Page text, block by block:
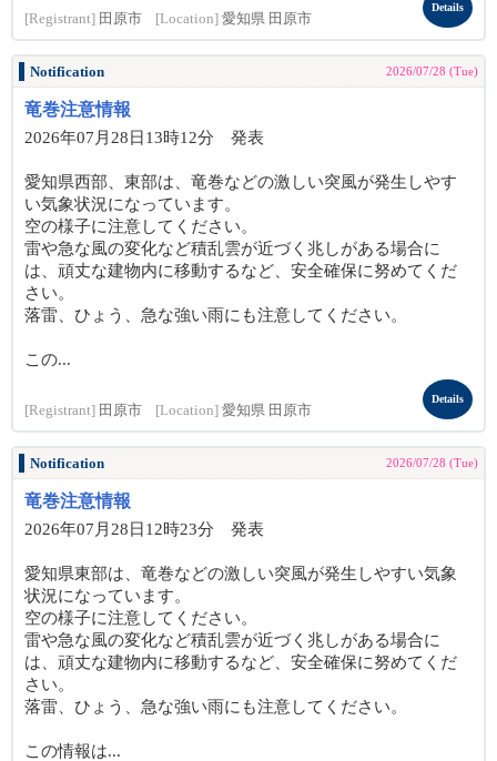
[Registrant] 田原市 [Location] 愛知県 田原市
Details
Notification 2026/07/28 (Tue)
竜巻注意情報
2026年07月28日13時12分 発表
愛知県西部、東部は、竜巻などの激しい突風が発生しやす
い気象状況になっています。
空の様子に注意してください。
雷や急な風の変化など積乱雲が近づく兆しがある場合に
は、頑丈な建物内に移動するなど、安全確保に努めてくだ
さい。
落雷、ひょう、急な強い雨にも注意してください。
この...
[Registrant] 田原市 [Location] 愛知県 田原市
Details
Notification 2026/07/28 (Tue)
竜巻注意情報
2026年07月28日12時23分 発表
愛知県東部は、竜巻などの激しい突風が発生しやすい気象
状況になっています。
空の様子に注意してください。
雷や急な風の変化など積乱雲が近づく兆しがある場合に
は、頑丈な建物内に移動するなど、安全確保に努めてくだ
さい。
落雷、ひょう、急な強い雨にも注意してください。
この情報は...